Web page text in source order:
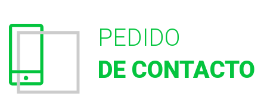
PEDIDO
DE CONTACTO